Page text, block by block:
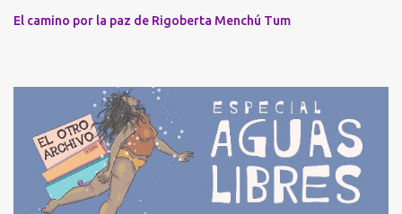
El camino por la paz de Rigoberta Menchú Tum